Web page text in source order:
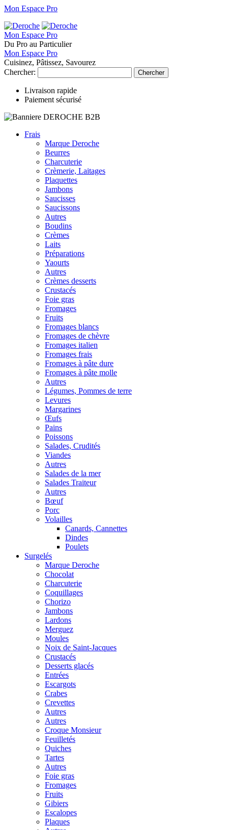
Mon Espace Pro
Mon Espace Pro
Du Pro au Particulier
Mon Espace Pro
Cuisinez, Pâtissez, Savourez
Chercher:
Chercher
Livraison rapide
Paiement sécurisé
Frais
Marque Deroche
Beurres
Charcuterie
Crèmerie, Laitages
Plaquettes
Jambons
Saucisses
Saucissons
Autres
Boudins
Crèmes
Laits
Préparations
Yaourts
Autres
Crèmes desserts
Crustacés
Foie gras
Fromages
Fruits
Fromages blancs
Fromages de chèvre
Fromages italien
Fromages frais
Fromages à pâte dure
Fromages à pâte molle
Autres
Légumes, Pommes de terre
Levures
Margarines
Œufs
Pains
Poissons
Salades, Crudités
Viandes
Autres
Salades de la mer
Salades Traiteur
Autres
Bœuf
Porc
Volailles
Canards, Cannettes
Dindes
Poulets
Surgelés
Marque Deroche
Chocolat
Charcuterie
Coquillages
Chorizo
Jambons
Lardons
Merguez
Moules
Noix de Saint-Jacques
Crustacés
Desserts glacés
Entrées
Escargots
Crabes
Crevettes
Autres
Autres
Croque Monsieur
Feuilletés
Quiches
Tartes
Autres
Foie gras
Fromages
Fruits
Gibiers
Escalopes
Plaques